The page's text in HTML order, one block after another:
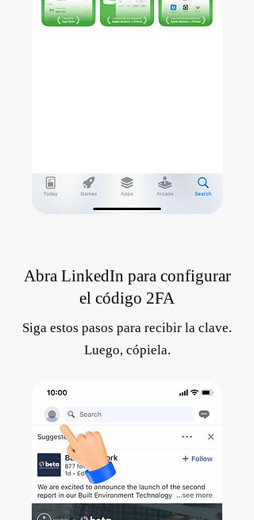
Abra LinkedIn para configurar
el código 2FA
Siga estos pasos para recibir la clave.
Luego, cópiela.